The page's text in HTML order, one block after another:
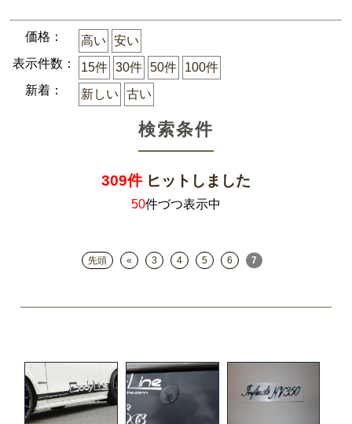
価格： 高い
安い
表示件数：
15件 30件 50件
100件
新着：
新しい 古い
検索条件
309件ヒットしました
50件づつ表示中
先頭 « 3 4 5 6 7